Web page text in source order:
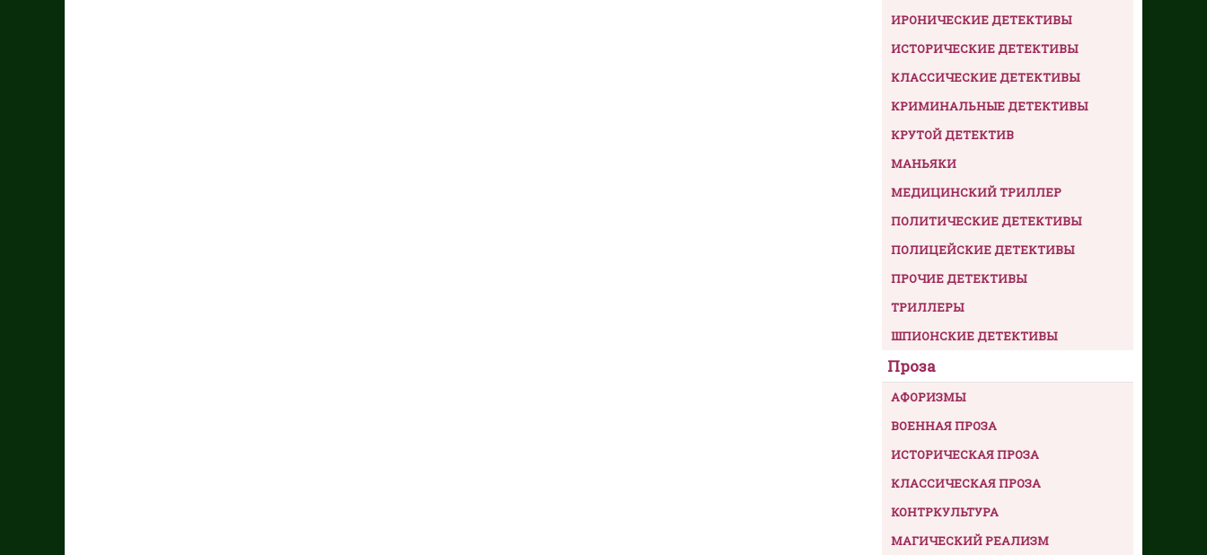
ИРОНИЧЕСКИЕ ДЕТЕКТИВЫ
ИСТОРИЧЕСКИЕ ДЕТЕКТИВЫ
КЛАССИЧЕСКИЕ ДЕТЕКТИВЫ
КРИМИНАЛЬНЫЕ ДЕТЕКТИВЫ
КРУТОЙ ДЕТЕКТИВ
МАНЬЯКИ
МЕДИЦИНСКИЙ ТРИЛЛЕР
ПОЛИТИЧЕСКИЕ ДЕТЕКТИВЫ
ПОЛИЦЕЙСКИЕ ДЕТЕКТИВЫ
ПРОЧИЕ ДЕТЕКТИВЫ
ТРИЛЛЕРЫ
ШПИОНСКИЕ ДЕТЕКТИВЫ
Проза
АФОРИЗМЫ
ВОЕННАЯ ПРОЗА
ИСТОРИЧЕСКАЯ ПРОЗА
КЛАССИЧЕСКАЯ ПРОЗА
КОНТРКУЛЬТУРА
МАГИЧЕСКИЙ РЕАЛИЗМ